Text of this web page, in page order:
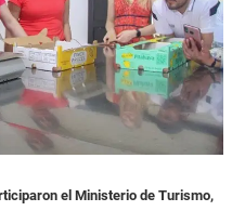
el Ministerio de Turismo,